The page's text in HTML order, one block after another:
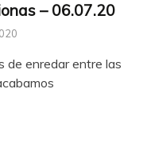
– 06.07.20
de enredar entre las